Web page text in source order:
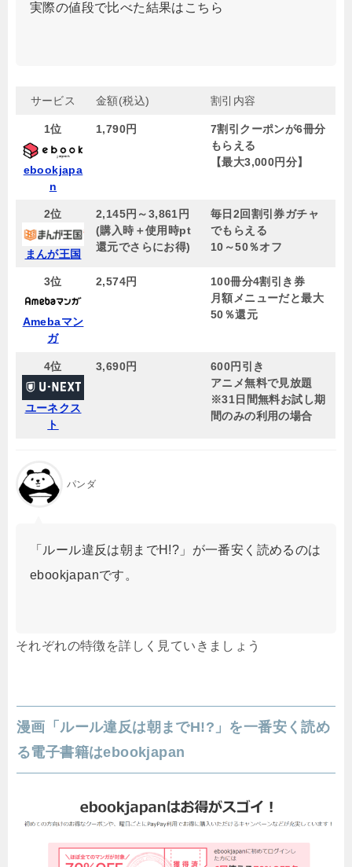
実際の値段で比べた結果はこちら
サービス 金額(税込) 割引内容
1位
ebookjapa
n
1,790円
7割引クーポンが6冊分
もらえる
【最大3,000円分】
2位
まんが王国
2,145円～3,861円
(購入時＋使用時pt
還元でさらにお得)
毎日2回割引券ガチャ
でもらえる
10～50％オフ
3位
Amebaマン
ガ
2,574円
100冊分4割引き券
月額メニューだと最大
50％還元
4位
ユーネクス
ト
3,690円
600円引き
アニメ無料で見放題
※31日間無料お試し期
間のみの利用の場合
パンダ
「ルール違反は朝までH!?」が一番安く読めるのは
ebookjapanです。
それぞれの特徴を詳しく見ていきましょう
漫画「ルール違反は朝までH!?」を一番安く読め
る電子書籍はebookjapan